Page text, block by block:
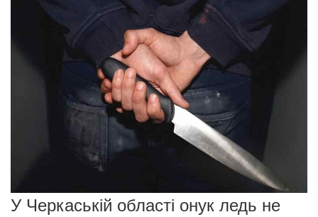
У Черкаській області онук ледь не